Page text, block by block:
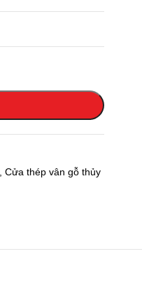
Cửa thép vân gỗ thủy